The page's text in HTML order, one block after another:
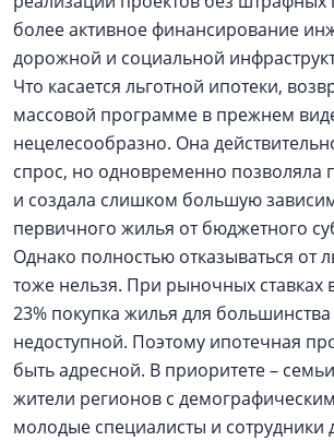
более активное финансирование
дорожной и социальной
Что касается льготной ипотеки,
массовой программе в прежнем
нецелесообразно. Она
спрос, но одновременно позволяла
и создала слишком большую
первичного жилья от бюджетного
Однако полностью отказываться от
тоже нельзя. При рыночных ставках
23% покупка жилья для большинства
недоступной. Поэтому ипотечная
быть адресной. В приоритете –
жители регионов с
молодые специалисты и сотрудники